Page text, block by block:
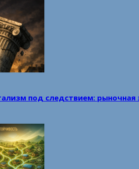
под следствием: рыночная